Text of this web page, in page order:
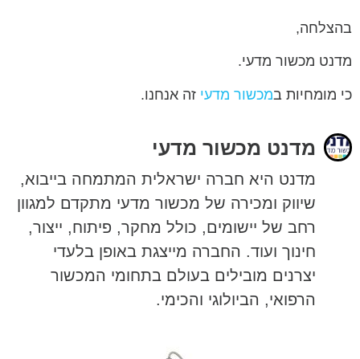
בהצלחה,
מדנט מכשור מדעי.
כי מומחיות במכשור מדעי זה אנחנו.
מדנט מכשור מדעי
מדנט היא חברה ישראלית המתמחה בייבוא,
שיווק ומכירה של מכשור מדעי מתקדם למגוון
רחב של יישומים, כולל מחקר, פיתוח, ייצור,
חינוך ועוד. החברה מייצגת באופן בלעדי
יצרנים מובילים בעולם בתחומי המכשור
הרפואי, הביולוגי והכימי.